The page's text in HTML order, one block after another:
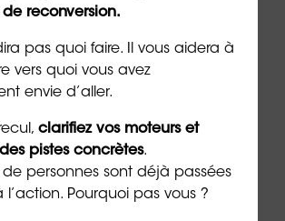
reconversion.
pas quoi faire. Il vous aidera à
vers quoi vous avez
envie d’aller.
clarifiez vos moteurs et
pistes concrètes.
de personnes sont déjà passées
Pourquoi pas vous ?